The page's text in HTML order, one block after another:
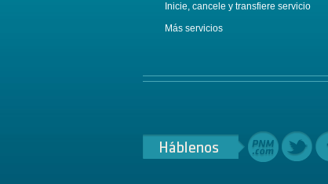
Inicie, cancele y transfiere servicio
Más servicios